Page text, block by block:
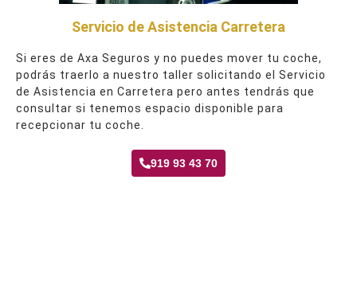
Servicio de Asistencia Carretera
Si eres de Axa Seguros y no puedes mover tu coche,
podrás traerlo a nuestro taller solicitando el Servicio
de Asistencia en Carretera pero antes tendrás que
consultar si tenemos espacio disponible para
recepcionar tu coche.
919 93 43 70